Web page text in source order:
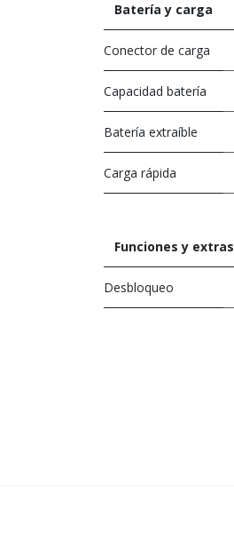
Batería y carga
Conector de carga
Capacidad batería
Batería extraíble
Carga rápida
Funciones y extras
Desbloqueo